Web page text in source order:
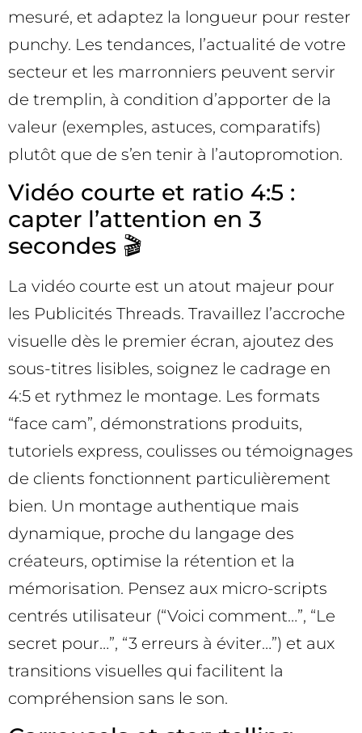
mesuré, et adaptez la longueur pour rester
punchy. Les tendances, l’actualité de votre
secteur et les marronniers peuvent servir
de tremplin, à condition d’apporter de la
valeur (exemples, astuces, comparatifs)
plutôt que de s’en tenir à l’autopromotion.
Vidéo courte et ratio 4:5 :
capter l’attention en 3
secondes 🎬
La vidéo courte est un atout majeur pour
les Publicités Threads. Travaillez l’accroche
visuelle dès le premier écran, ajoutez des
sous-titres lisibles, soignez le cadrage en
4:5 et rythmez le montage. Les formats
“face cam”, démonstrations produits,
tutoriels express, coulisses ou témoignages
de clients fonctionnent particulièrement
bien. Un montage authentique mais
dynamique, proche du langage des
créateurs, optimise la rétention et la
mémorisation. Pensez aux micro-scripts
centrés utilisateur (“Voici comment…”, “Le
secret pour…”, “3 erreurs à éviter…”) et aux
transitions visuelles qui facilitent la
compréhension sans le son.